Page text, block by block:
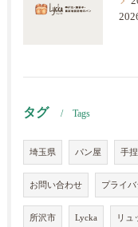
タグ Tags
埼玉県 パン屋 手
お問い合わせ プライ
所沢市 Lycka リュ